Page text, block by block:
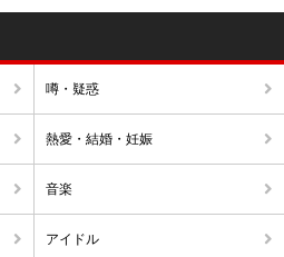
噂・疑惑
熱愛・結婚・妊娠
音楽
アイドル